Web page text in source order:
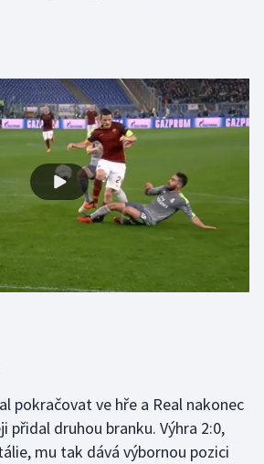
pokračovat ve hře a Real nakonec
přidal druhou branku. Výhra 2:0,
mu tak dává výbornou pozici